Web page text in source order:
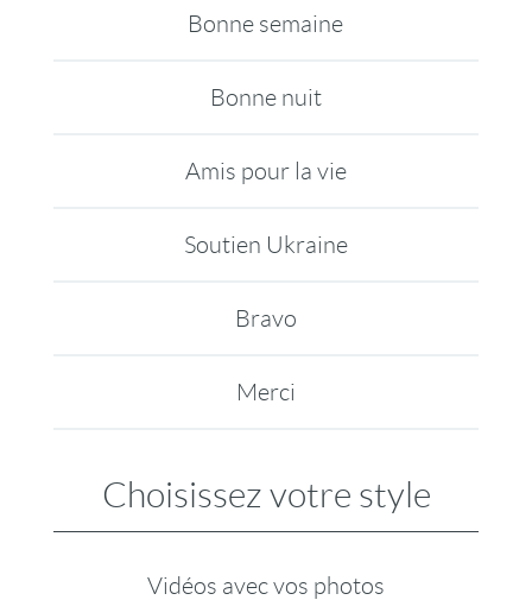
Bonne semaine
Bonne nuit
Amis pour la vie
Soutien Ukraine
Bravo
Merci
Choisissez votre style
Vidéos avec vos photos